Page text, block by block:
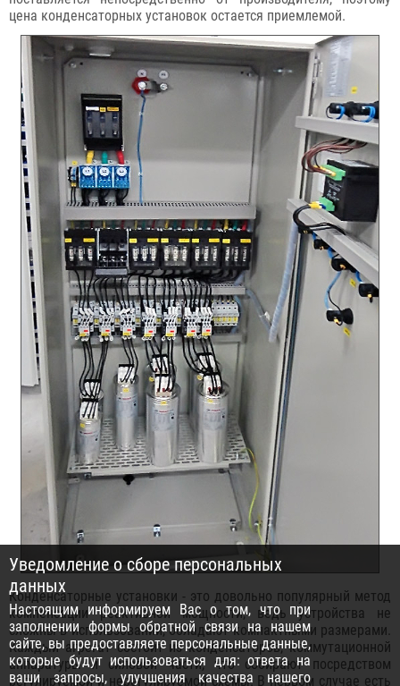
цена конденсаторных установок остается приемлемой.
Конденсаторные установки - это довольно популярный метод
компенсации реактивной мощности, ведь устройства не
сложны в использовании, обладают компактными размерами.
Каждый агрегат состоит из конденсаторов, коммутационной
аппаратуры и силовой части, что собирают посредством
регулируемой и нерегулируемой схемы. В первом случае есть
Уведомление о сборе персональных
данных
Настоящим информируем Вас о том, что при
заполнении формы обратной связи на нашем
сайте, вы предоставляете персональные данные,
которые будут использоваться для: ответа на
ваши запросы, улучшения качества нашего